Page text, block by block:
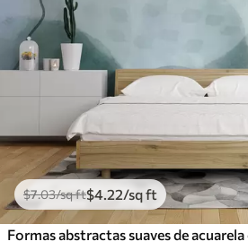
$7.03/sq ft$4 .22/sq ft